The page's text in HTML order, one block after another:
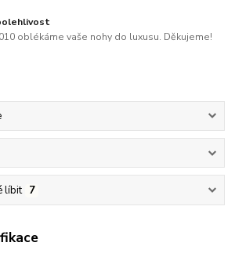
oblékáme vaše nohy do luxusu. Děkujeme!
líbit 7